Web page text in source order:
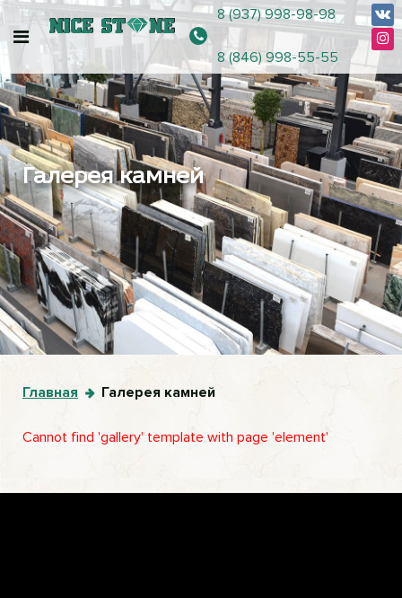
8 (937) 998-98-98
8 (846) 998-55-55
Галерея камней
Главная Галерея камней
Cannot find 'gallery' template with page 'element'